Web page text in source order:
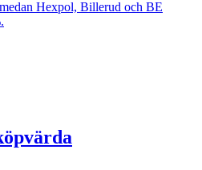
Hexpol, Billerud och BE